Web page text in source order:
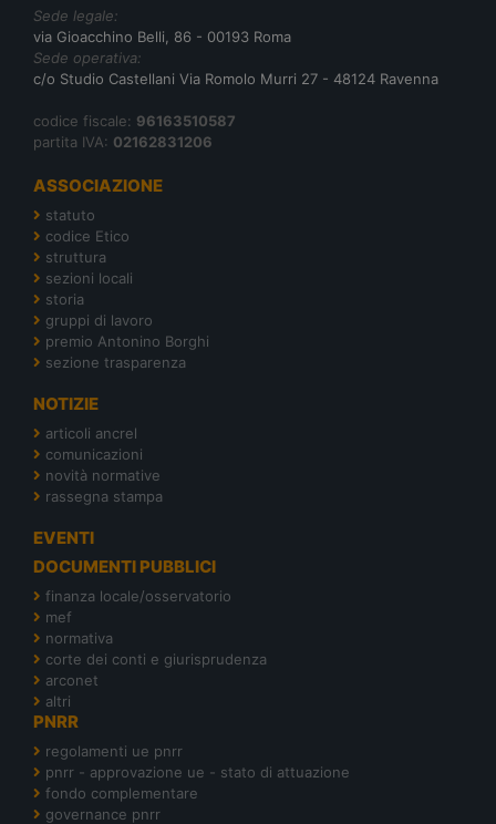
Sede legale:
via Gioacchino Belli, 86 - 00193 Roma
Sede operativa:
c/o Studio Castellani Via Romolo Murri 27 - 48124 Ravenna
codice fiscale: 96163510587
partita IVA: 02162831206
ASSOCIAZIONE
statuto
codice Etico
struttura
sezioni locali
storia
gruppi di lavoro
premio Antonino Borghi
sezione trasparenza
NOTIZIE
articoli ancrel
comunicazioni
novità normative
rassegna stampa
EVENTI
DOCUMENTI PUBBLICI
finanza locale/osservatorio
mef
normativa
corte dei conti e giurisprudenza
arconet
altri
PNRR
regolamenti ue pnrr
pnrr - approvazione ue - stato di attuazione
fondo complementare
governance pnrr